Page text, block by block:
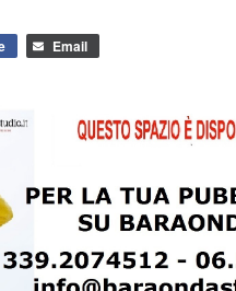
Email